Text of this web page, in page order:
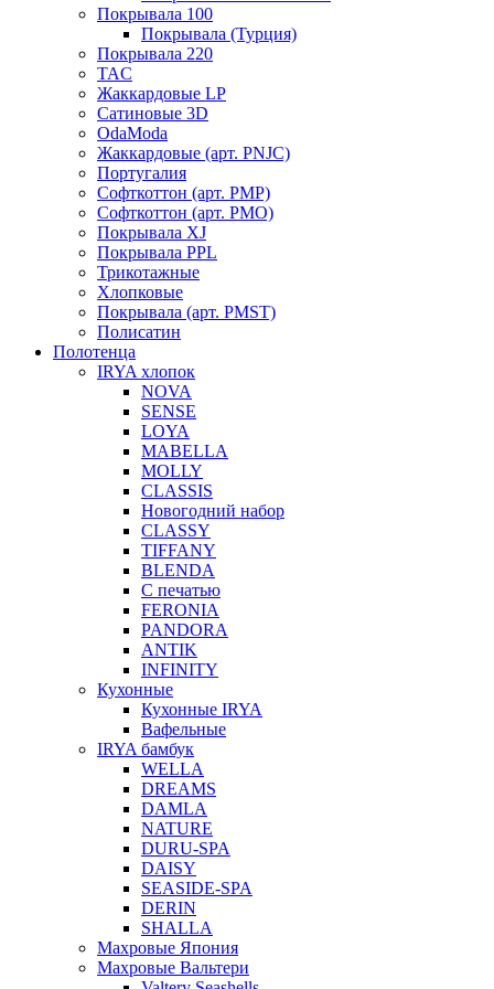
Покрывала 100
Покрывала (Турция)
Покрывала 220
TAC
Жаккардовые LP
Сатиновые 3D
OdaModa
Жаккардовые (арт. PNJC)
Португалия
Софткоттон (арт. PMP)
Софткоттон (арт. PMO)
Покрывала XJ
Покрывала PPL
Трикотажные
Хлопковые
Покрывала (арт. PMST)
Полисатин
Полотенца
IRYA хлопок
NOVA
SENSE
LOYA
MABELLA
MOLLY
CLASSIS
Новогодний набор
CLASSY
TIFFANY
BLENDA
С печатью
FERONIA
PANDORA
ANTIK
INFINITY
Кухонные
Кухонные IRYA
Вафельные
IRYA бамбук
WELLA
DREAMS
DAMLA
NATURE
DURU-SPA
DAISY
SEASIDE-SPA
DERIN
SHALLA
Махровые Япония
Махровые Вальтери